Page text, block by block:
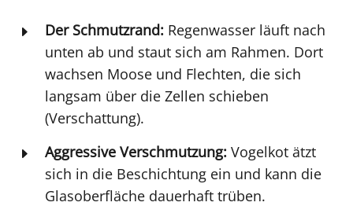
E Der Schmutzrand: Regenwasser läuft nach
unten ab und staut sich am Rahmen. Dort
wachsen Moose und Flechten, die sich
langsam über die Zellen schieben
(Verschattung).
E Aggressive Verschmutzung: Vogelkot ätzt
sich in die Beschichtung ein und kann die
Glasoberfläche dauerhaft trüben.